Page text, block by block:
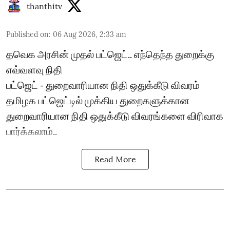
thanthitv
Published on: 06 Aug 2026, 2:33 am
தவெக அரசின் முதல் பட்ஜெட்.. எந்தெந்த துறைக்கு
எவ்வளவு நிதி
பட்ஜெட் - துறைவாரியான நிதி ஒதுக்கீடு விவரம்
தமிழக பட்ஜெட்டில் முக்கிய துறைகளுக்கான
துறைவாரியான நிதி ஒதுக்கீடு விவரங்களை விரிவாக
பார்க்கலாம்..
Read More